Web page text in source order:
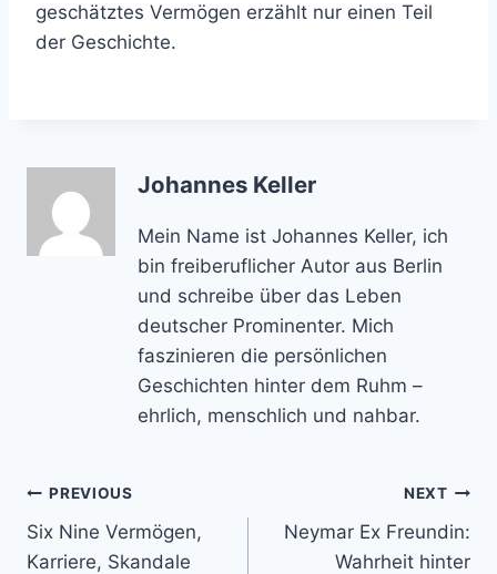
geschätztes Vermögen erzählt nur einen Teil
der Geschichte.
Johannes Keller
Mein Name ist Johannes Keller, ich
bin freiberuflicher Autor aus Berlin
und schreibe über das Leben
deutscher Prominenter. Mich
faszinieren die persönlichen
Geschichten hinter dem Ruhm –
ehrlich, menschlich und nahbar.
Post
navigation
PREVIOUS
Six Nine Vermögen,
Karriere, Skandale
NEXT
Neymar Ex Freundin:
Wahrheit hinter